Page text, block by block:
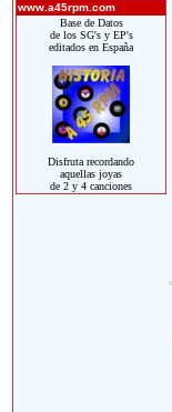
www.a45rpm.com
Base de Datos
de los SG's y EP's
editados en España
Disfruta recordando
aquellas joyas
de 2 y 4 canciones